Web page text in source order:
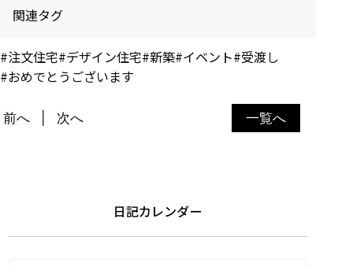
関連タグ
#注文住宅#デザイン住宅#新築#イベント#受渡し
#おめでとうございます
一覧へ
前へ 次へ
日記カレンダー